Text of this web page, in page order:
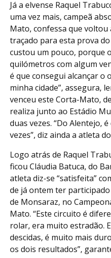
Já a elvense Raquel
uma vez mais, campeã
Mato, confessa que
traçado para esta prova do
custou um pouco, porque
quilómetros com algum
é que consegui alcançar o
minha cidade”, assegura,
venceu este Corta-Mato,
realiza junto ao Estádio
duas vezes. “Do Alentejo,
vezes”, diz ainda a atleta
Logo atrás de Raquel
ficou Cláudia Batuca, do
atleta diz-se “satisfeita”
de já ontem ter
de Monsaraz, no
Mato. “Este circuito é
rolar, era muito estradão.
descidas, é muito mais
os dois resultados”,